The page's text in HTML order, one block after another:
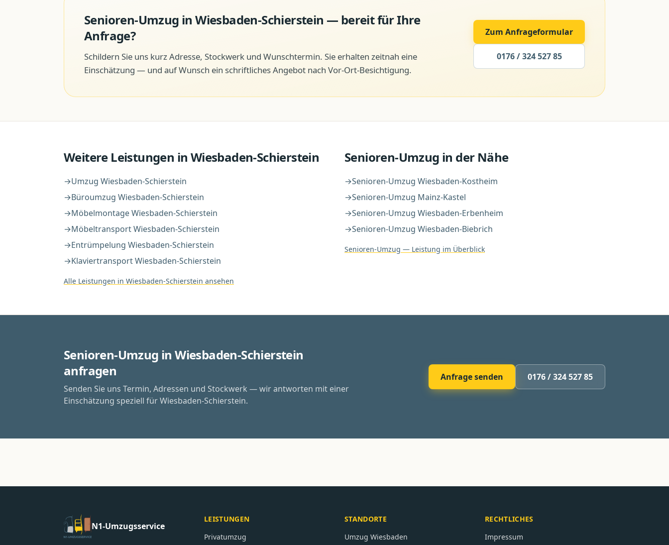
Senioren-Umzug inWiesbaden-Schierstein — bereit für Ihre
Anfrage?
Schildern Sie uns kurz Adresse, Stockwerk und Wunschtermin. Sie erhalten zeitnah eine
Einschätzung — und auf Wunsch ein schriftliches Angebot nach Vor-Ort-Besichtigung.
Zum Anfrageformular
0176 / 324 527 85
Weitere Leistungen in Wiesbaden-Schierstein
→Umzug Wiesbaden-Schierstein
→Büroumzug Wiesbaden-Schierstein
→MöbelmontageWiesbaden-Schierstein
→MöbeltransportWiesbaden-Schierstein
→Entrümpelung Wiesbaden-Schierstein
→KlaviertransportWiesbaden-Schierstein
Alle Leistungen in Wiesbaden-Schierstein ansehen
Senioren-Umzug in der Nähe
→Senioren-Umzug Wiesbaden-Kostheim
→Senioren-Umzug Mainz-Kastel
→Senioren-Umzug Wiesbaden-Erbenheim
→Senioren-Umzug Wiesbaden-Biebrich
Senioren-Umzug — Leistung im Überblick
Senioren-Umzug in Wiesbaden-Schierstein
anfragen
Senden Sie uns Termin, Adressen und Stockwerk — wir antworten mit einer
Einschätzung speziell für Wiesbaden-Schierstein.
Anfrage senden 0176 / 324 527 85
N1-Umzugsservice
LEISTUNGEN
Privatumzug
STANDORTE
Umzug Wiesbaden
RECHTLICHES
Impressum